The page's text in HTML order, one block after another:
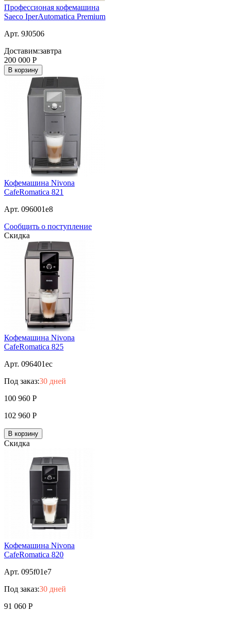
Профессионая кофемашина
Saeco IperAutomatica Premium
Арт. 9J0506
Доставим:завтра
200 000 Р
В корзину
Кофемашина Nivona
CafeRomatica 821
Арт. 096001e8
Сообщить о поступление
Скидка
Кофемашина Nivona
CafeRomatica 825
Арт. 096401ec
Под заказ:30 дней
100 960 Р
102 960 Р
В корзину
Скидка
Кофемашина Nivona
CafeRomatica 820
Арт. 095f01e7
Под заказ:30 дней
91 060 Р